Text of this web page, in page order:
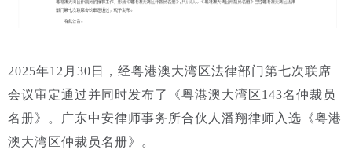
2025年12月30日，经粤港澳大湾区法律部门第七次联席
会议审定通过并同时发布了《粤港澳大湾区143名仲裁员
名册》。广东中安律师事务所合伙人潘翔律师入选《粤港
澳大湾区仲裁员名册》。